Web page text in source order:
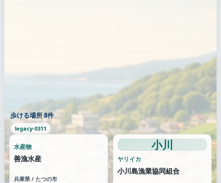
歩ける場所 8件
legacy-0311
水産物
善漁水産
兵庫県 / たつの市
小川
ヤリイカ
小川島漁業協同組合